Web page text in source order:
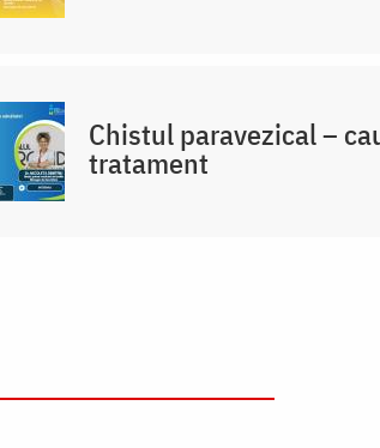
Chistul paravezical –
tratament